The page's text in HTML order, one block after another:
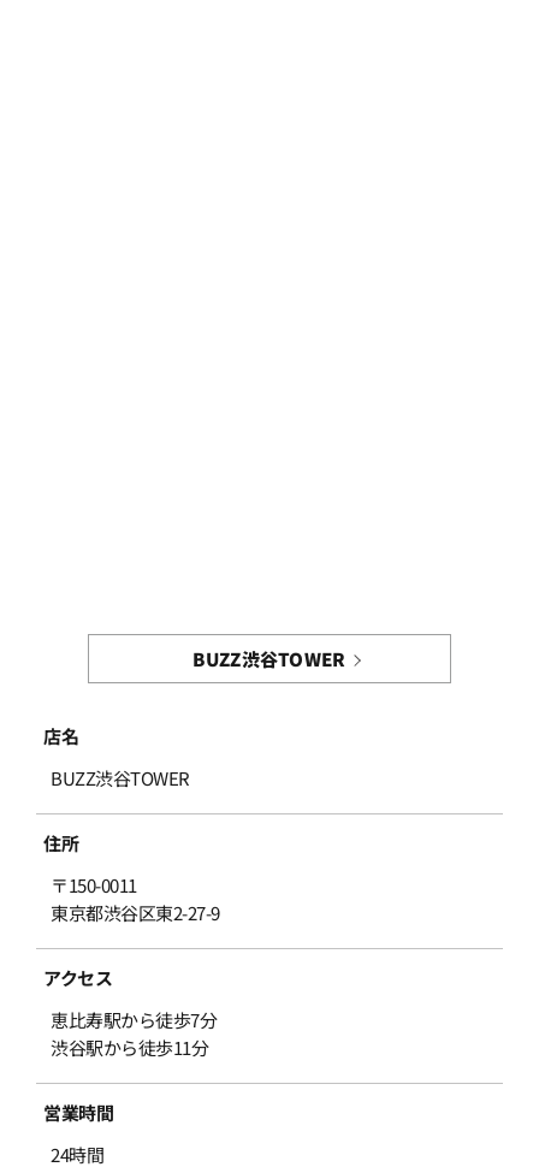
BUZZ渋谷TOWER
店名
BUZZ渋谷TOWER
住所
〒150-0011
東京都渋谷区東2-27-9
アクセス
恵比寿駅から徒歩7分
渋谷駅から徒歩11分
営業時間
24時間